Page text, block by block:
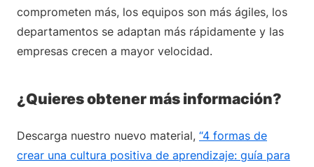
comprometen más, los equipos son más ágiles, los
departamentos se adaptan más rápidamente y las
empresas crecen a mayor velocidad.
¿Quieres obtener más información?
Descarga nuestro nuevo material, “4 formas de
crear una cultura positiva de aprendizaje: guía para